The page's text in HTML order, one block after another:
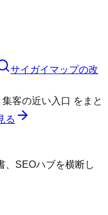
サイガイマップの改
客の近い入口 をまと
る
、SEOハブを横断し